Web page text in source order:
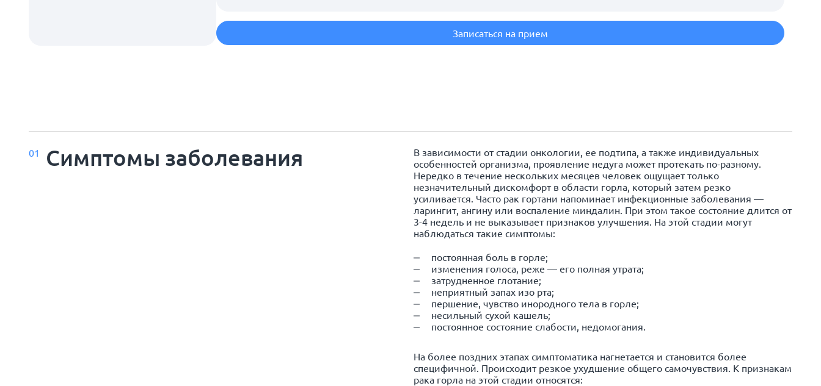
Записаться на прием
01 Симптомы заболевания
В зависимости от стадии онкологии, ее подтипа, а также индивидуальных
особенностей организма, проявление недуга может протекать по-разному.
Нередко в течение нескольких месяцев человек ощущает только
незначительный дискомфорт в области горла, который затем резко
усиливается. Часто рак гортани напоминает инфекционные заболевания —
ларингит, ангину или воспаление миндалин. При этом такое состояние длится от
3-4 недель и не выказывает признаков улучшения. На этой стадии могут
наблюдаться такие симптомы:
постоянная боль в горле;
изменения голоса, реже — его полная утрата;
затрудненное глотание;
неприятный запах изо рта;
першение, чувство инородного тела в горле;
несильный сухой кашель;
постоянное состояние слабости, недомогания.
На более поздних этапах симптоматика нагнетается и становится более
специфичной. Происходит резкое ухудшение общего самочувствия. К признакам
рака горла на этой стадии относятся: